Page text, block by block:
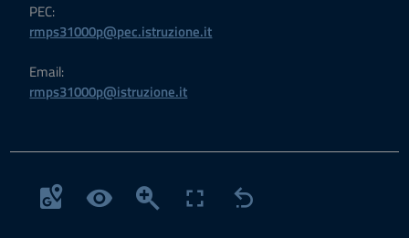
PEC:
rmps31000p@pec.istruzione.it
Email:
rmps31000p@istruzione.it